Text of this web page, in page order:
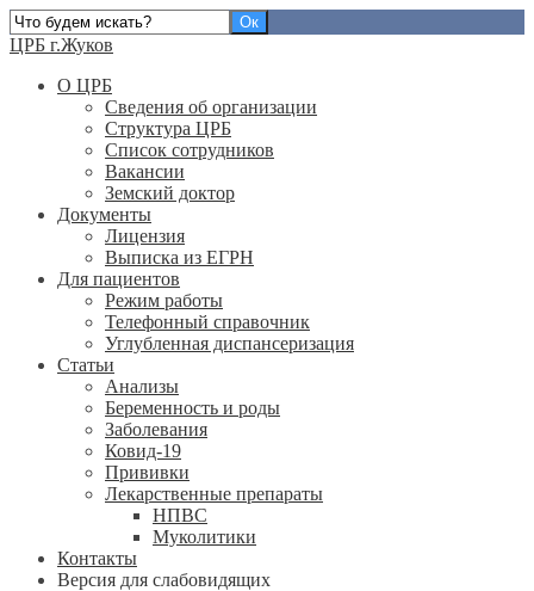
ЦРБ г.Жуков
О ЦРБ
Сведения об организации
Структура ЦРБ
Список сотрудников
Вакансии
Земский доктор
Документы
Лицензия
Выписка из ЕГРН
Для пациентов
Режим работы
Телефонный справочник
Углубленная диспансеризация
Статьи
Анализы
Беременность и роды
Заболевания
Ковид-19
Прививки
Лекарственные препараты
НПВС
Муколитики
Контакты
Версия для слабовидящих